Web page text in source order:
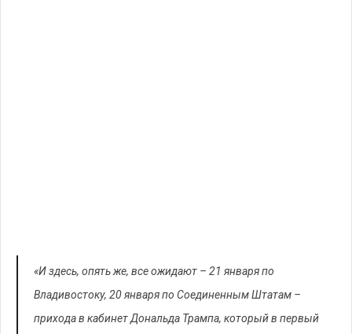
«И здесь, опять же, все ожидают – 21 января по
Владивостоку, 20 января по Соединенным Штатам –
прихода в кабинет Дональда Трампа, который в первый